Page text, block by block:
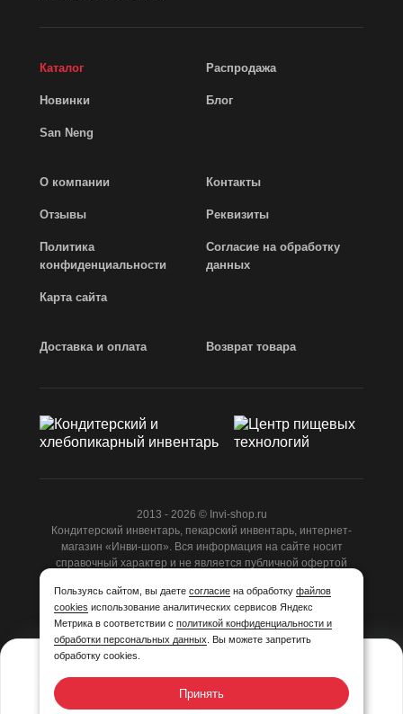
395,25 ₽/шт
Каталог Распродажа
Новинки Блог
San Neng
О компании Контакты
Отзывы Реквизиты
Политика
конфиденциальности
Согласие на обработку
данных
Карта сайта
Доставка и оплата Возврат товара
2013 - 2026 © Invi-shop.ru
Кондитерский инвентарь, пекарский инвентарь, интернет-
магазин «Инви-шоп». Вся информация на сайте носит
справочный характер и не является публичной офертой
РазработаноСтудией Z-Labs
Пользуясь сайтом, вы даете согласие на обработку файлов
cookies использование аналитических сервисов Яндекс
Метрика в соответствии с политикой конфиденциальности и
обработки персональных данных . Вы можете запретить
обработку cookies.
Принять